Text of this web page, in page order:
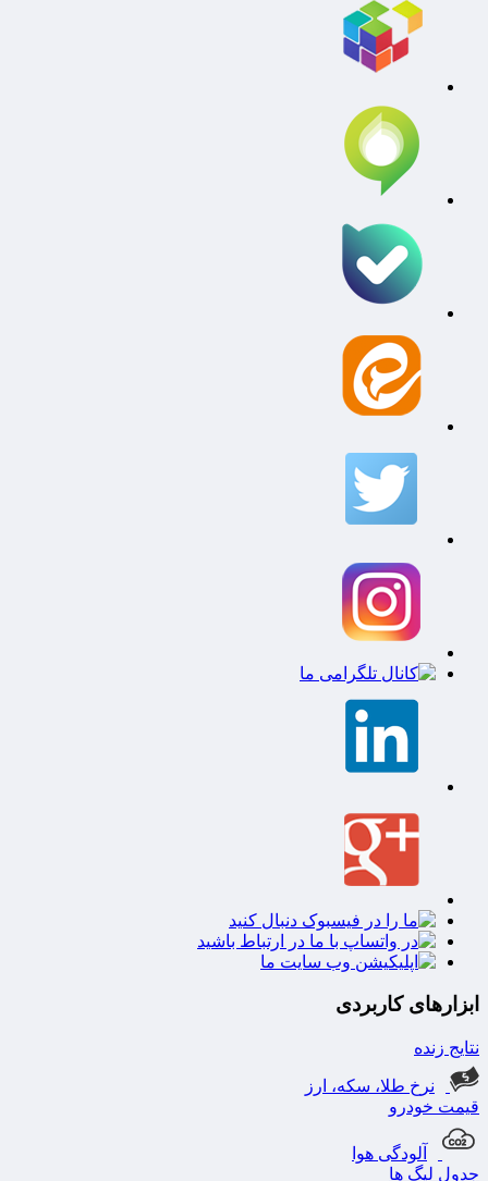
ابزارهای کاربردی
نتایج زنده
نرخ طلا، سکه، ارز
قیمت خودرو
آلودگی هوا
جدول لیگ ها